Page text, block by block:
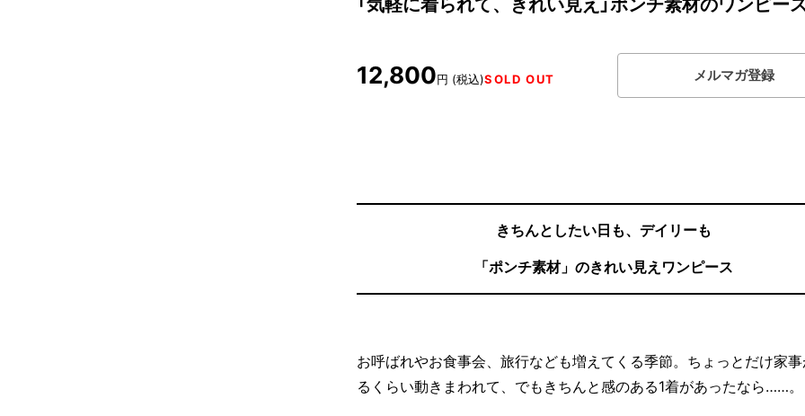
「気軽に着られて、きれい見え」ポンチ素材のワンピー
12,800円 (税込)SOLD OUT メルマガ登録
きちんとしたい日も、デイリーも
「ポンチ素材」のきれい見えワンピース
お呼ばれやお食事会、旅行なども増えてくる季節。ちょっとだけ家
るくらい動きまわれて、でもきちんと感のある1着があったなら……。